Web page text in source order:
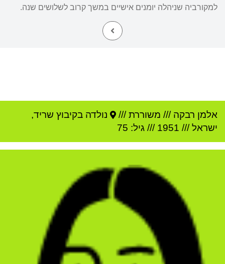
למקורביה שניהלה יומנים אישיים במשך קרוב לשלושים שנה.
אלמן רבקה /// משוררת /// נולדה בקיבוץ שריד,
ישראל///
1951 /// גיל: 75